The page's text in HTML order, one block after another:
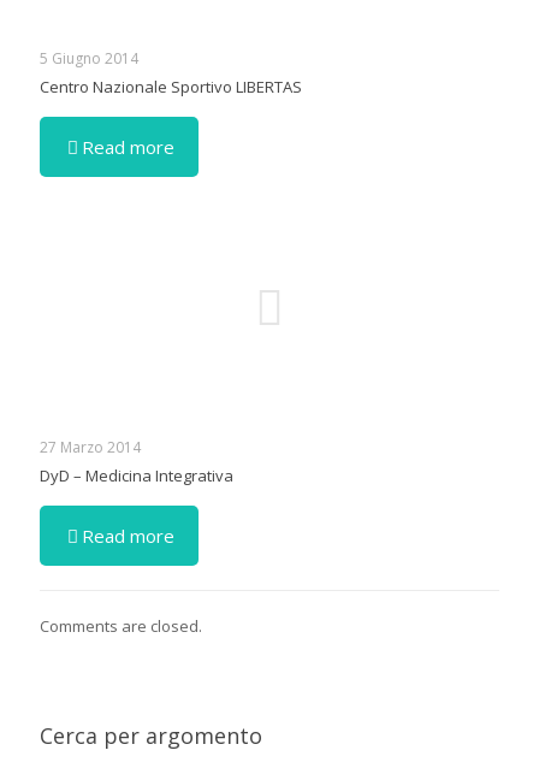
5 Giugno 2014
Centro Nazionale Sportivo LIBERTAS
Read more
27 Marzo 2014
DyD – Medicina Integrativa
Read more
Comments are closed.
Cerca per argomento